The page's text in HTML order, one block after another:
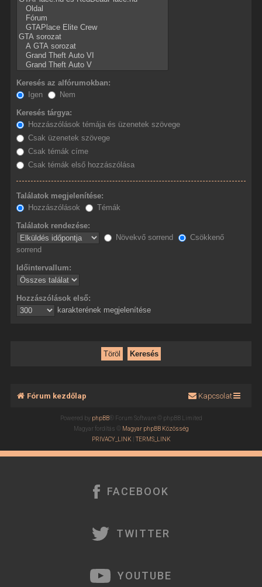
Keresés az alfórumokban:
Igen
Nem
Keresés tárgya:
Hozzászólások témája és üzenetek szövege
Csak üzenetek szövege
Csak témák címe
Csak témák első hozzászólása
Találatok megjelenítése:
Hozzászólások
Témák
Találatok rendezése:
Növekvő sorrend
Csökkenő
sorrend
Időintervallum:
Hozzászólások első:
karakterének megjelenítése
Fórum kezdőlap Kapcsolat
Powered by phpBB® Forum Software © phpBB Limited
Magyar fordítás © Magyar phpBB Közösség
PRIVACY_LINK|TERMS_LINK
FACEBOOK
TWITTER
YOUTUBE